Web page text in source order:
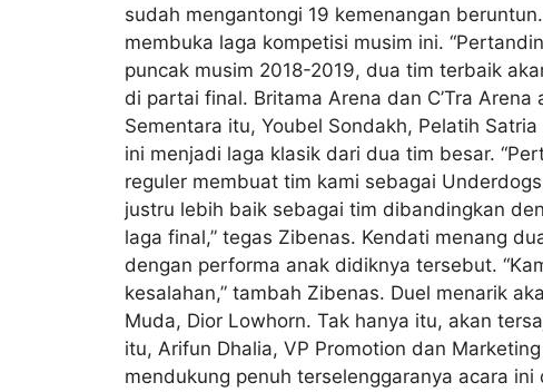
sudah mengantongi 19 kemenangan
membuka laga kompetisi musim ini.
puncak musim 2018-2019, dua tim terbaik
di partai final. Britama Arena dan C’Tra
Sementara itu, Youbel Sondakh, Pelatih
ini menjadi laga klasik dari dua tim besar.
reguler membuat tim kami sebagai
justru lebih baik sebagai tim dibandingkan
laga final,” tegas Zibenas. Kendati menang
dengan performa anak didiknya tersebut.
kesalahan,” tambah Zibenas. Duel menarik
Muda, Dior Lowhorn. Tak hanya itu, akan
itu, Arifun Dhalia, VP Promotion dan
mendukung penuh terselenggaranya acara